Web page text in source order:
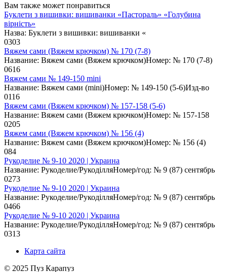
Вам также может понравиться
Буклети з вишивки: вишиванки «Пастораль» «Голубина
вірність»
Назва: Буклети з вишивки: вишиванки «
0303
Вяжем сами (Вяжем крючком) № 170 (7-8)
Название: Вяжем сами (Вяжем крючком)Номер: № 170 (7-8)
0616
Вяжем сами № 149-150 mini
Название: Вяжем сами (mini)Номер: № 149-150 (5-6)Изд-во
0116
Вяжем сами (Вяжем крючком) № 157-158 (5-6)
Название: Вяжем сами (Вяжем крючком)Номер: № 157-158
0205
Вяжем сами (Вяжем крючком) № 156 (4)
Название: Вяжем сами (Вяжем крючком)Номер: № 156 (4)
084
Рукоделие № 9-10 2020 | Украина
Название: Рукоделие/РукоділляНомер/год: № 9 (87) сентябрь
0273
Рукоделие № 9-10 2020 | Украина
Название: Рукоделие/РукоділляНомер/год: № 9 (87) сентябрь
0466
Рукоделие № 9-10 2020 | Украина
Название: Рукоделие/РукоділляНомер/год: № 9 (87) сентябрь
0313
Карта сайта
© 2025 Пуз Карапуз